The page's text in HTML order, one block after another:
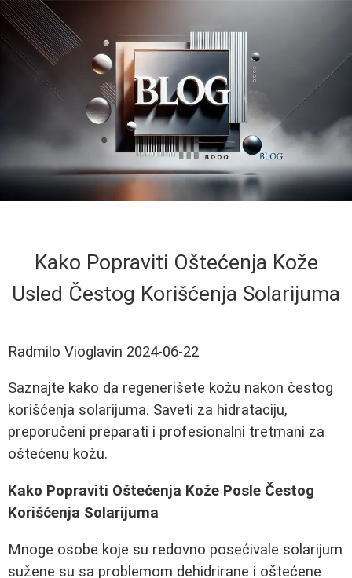
Kako Popraviti Oštećenja Kože
Usled Čestog Korišćenja Solarijuma
Radmilo Vioglavin 2024-06-22
Saznajte kako da regenerišete kožu nakon čestog
korišćenja solarijuma. Saveti za hidrataciju,
preporučeni preparati i profesionalni tretmani za
oštećenu kožu.
Kako Popraviti Oštećenja Kože Posle Čestog
Korišćenja Solarijuma
Mnoge osobe koje su redovno posećivale solarijum
sužene su sa problemom dehidrirane i oštećene